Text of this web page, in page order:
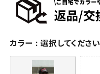
カラー 選択してください